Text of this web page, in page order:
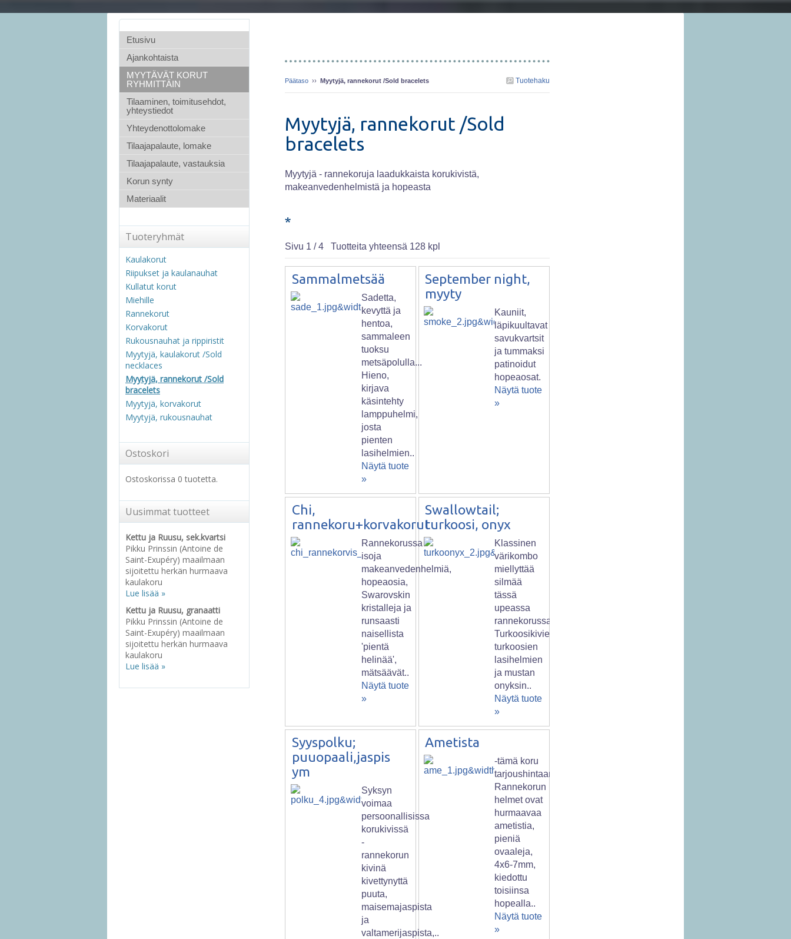
Tuotehaku
Päätaso ›› Myytyjä, rannekorut /Sold bracelets
Myytyjä, rannekorut /Sold
bracelets
Myytyjä - rannekoruja laadukkaista korukivistä,
makeanvedenhelmistä ja hopeasta
*
Sivu 1 / 4 Tuotteita yhteensä 128 kpl
Sammalmetsää
Sadetta,
kevyttä ja
hentoa,
sammaleen
tuoksu
metsäpolulla...
Hieno,
kirjava
käsintehty
lamppuhelmi,
josta
pienten
lasihelmien..
Näytä tuote
»
September night,
myyty
Kauniit,
läpikuultavat
savukvartsit
ja tummaksi
patinoidut
hopeaosat.
Näytä tuote
»
Chi,
rannekoru+korvakorut
Rannekorussa
isoja
makeanvedenhelmiä,
hopeaosia,
Swarovskin
kristalleja ja
runsaasti
naisellista
'pientä
helinää',
mätsäävät..
Näytä tuote
»
Swallowtail;
turkoosi, onyx
Klassinen
värikombo
miellyttää
silmää
tässä
upeassa
rannekorussa!
Turkoosikivien,
turkoosien
lasihelmien
ja mustan
onyksin..
Näytä tuote
»
Syyspolku;
puuopaali,jaspis
ym
Syksyn
voimaa
persoonallisissa
korukivissä
-
rannekorun
kivinä
kivettynyttä
puuta,
maisemajaspista
ja
valtamerijaspista,..
Ametista
-tämä koru
tarjoushintaan-
Rannekorun
helmet ovat
hurmaavaa
ametistia,
pieniä
ovaaleja,
4x6-7mm,
kiedottu
toisiinsa
hopealla..
Näytä tuote
»
Etusivu
Ajankohtaista
MYYTÄVÄT KORUT
RYHMITTÄIN
Tilaaminen, toimitusehdot,
yhteystiedot
Yhteydenottolomake
Tilaajapalaute, lomake
Tilaajapalaute, vastauksia
Korun synty
Materiaalit
Tuoteryhmät
Kaulakorut
Riipukset ja kaulanauhat
Kullatut korut
Miehille
Rannekorut
Korvakorut
Rukousnauhat ja rippiristit
Myytyjä, kaulakorut /Sold
necklaces
Myytyjä, rannekorut /Sold
bracelets
Myytyjä, korvakorut
Myytyjä, rukousnauhat
Ostoskori
Ostoskorissa 0 tuotetta.
Uusimmat tuotteet
Kettu ja Ruusu, sek.kvartsi
Pikku Prinssin (Antoine de
Saint-Exupéry) maailmaan
sijoitettu herkän hurmaava
kaulakoru
Lue lisää »
Kettu ja Ruusu, granaatti
Pikku Prinssin (Antoine de
Saint-Exupéry) maailmaan
sijoitettu herkän hurmaava
kaulakoru
Lue lisää »